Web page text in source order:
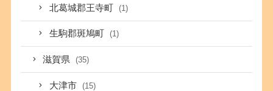
北葛城郡王寺町 (1)
生駒郡斑鳩町 (1)
滋賀県 (35)
大津市 (15)